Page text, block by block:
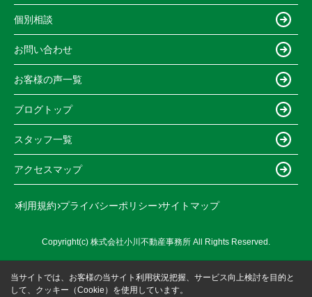
個別相談
お問い合わせ
お客様の声一覧
ブログトップ
スタッフ一覧
アクセスマップ
利用規約 プライバシーポリシー サイトマップ
Copyright(c) 株式会社小川不動産事務所 All Rights Reserved.
当サイトでは、お客様の当サイト利用状況把握、サービス向上検討を目的と
して、クッキー（Cookie）を使用しています。